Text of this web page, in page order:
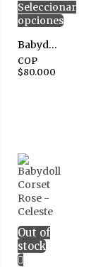
Seleccionar
opciones
Babydoll Renata
COP
$80.000
Out of
stock